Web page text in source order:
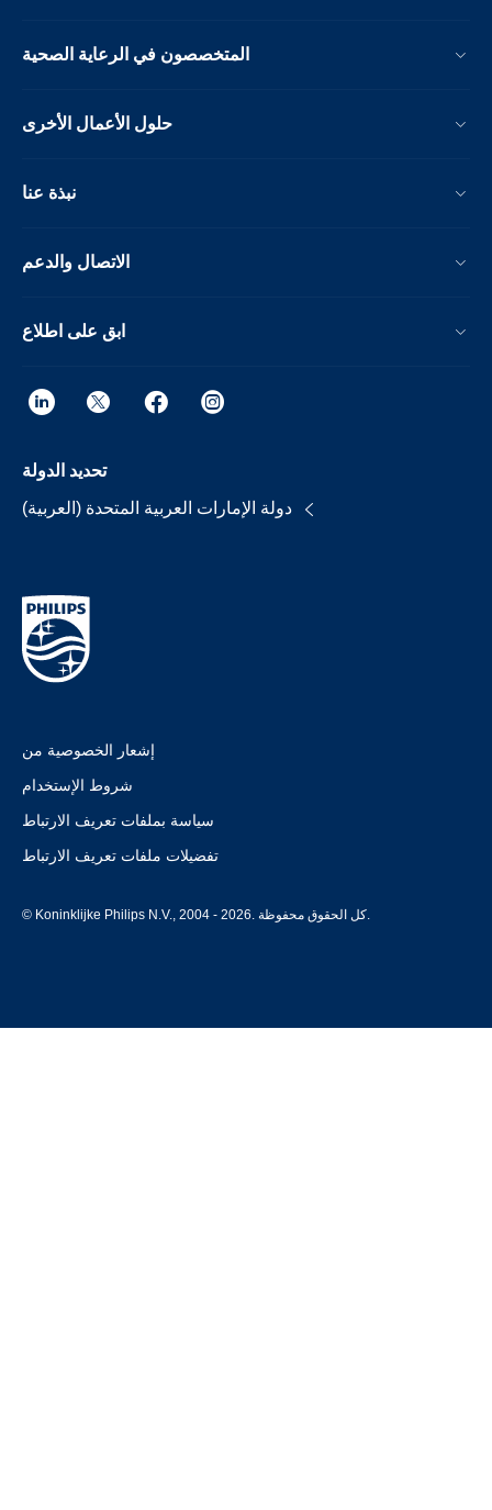
المتخصصون في الرعاية الصحية
حلول الأعمال الأخرى
نبذة عنا
الاتصال والدعم
ابق على اطلاع
تحديد الدولة
إشعار الخصوصية من
شروط الإستخدام
سياسة بملفات تعريف الارتباط
تفضيلات ملفات تعريف الارتباط
© Koninklijke Philips N.V., 2004 - 2026. كل الحقوق محفوظة.